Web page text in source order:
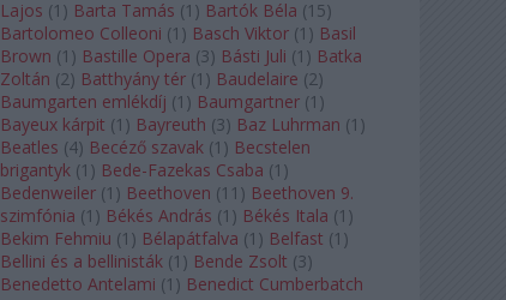
Lajos (1 ) Barta Tamás (1 ) Bartók Béla (15)
Bartolomeo Colleoni (1 ) Basch Viktor (1 ) Basil
Brown (1 ) Bastille Opera (3) Básti Juli (1 ) Batka
Zoltán (2) Batthyány tér (1 ) Baudelaire (2)
Baumgarten emlékdíj (1 ) Baumgartner (1 )
Bayeux kárpit (1 ) Bayreuth (3) Baz Luhrman (1 )
Beatles (4) Becéző szavak (1 ) Becstelen
brigantyk (1 ) Bede-Fazekas Csaba (1 )
Bedenweiler (1 ) Beethoven (11 ) Beethoven 9.
szimfónia (1 ) Békés András (1 ) Békés Itala (1 )
Bekim Fehmiu (1 ) Bélapátfalva (1 ) Belfast (1 )
Bellini és a bellinisták (1 ) Bende Zsolt (3)
Benedetto Antelami (1 ) Benedict Cumberbatch